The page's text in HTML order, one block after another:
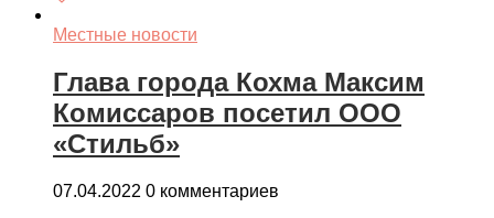
Местные новости
Глава города Кохма Максим
Комиссаров посетил ООО
«Стильб»
07.04.2022 0 комментариев